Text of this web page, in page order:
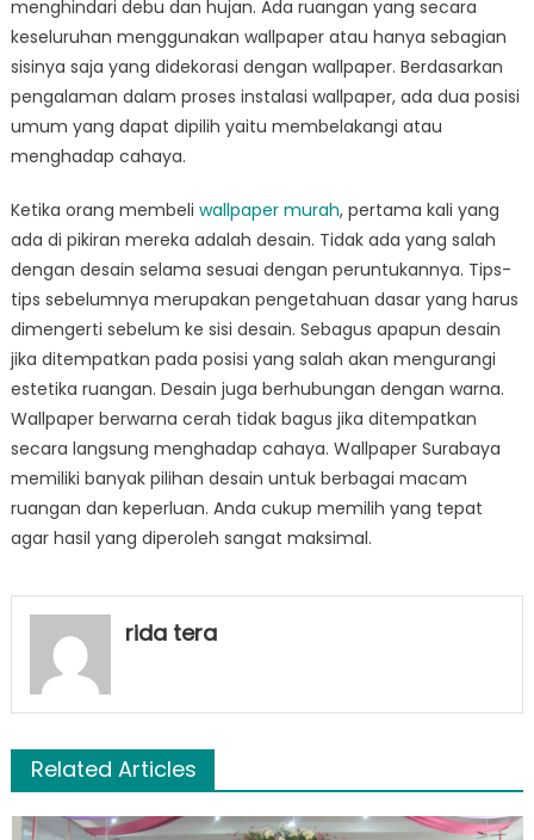
menghindari debu dan hujan. Ada ruangan yang secara
keseluruhan menggunakan wallpaper atau hanya sebagian
sisinya saja yang didekorasi dengan wallpaper. Berdasarkan
pengalaman dalam proses instalasi wallpaper, ada dua posisi
umum yang dapat dipilih yaitu membelakangi atau
menghadap cahaya.
Ketika orang membeli wallpaper murah, pertama kali yang
ada di pikiran mereka adalah desain. Tidak ada yang salah
dengan desain selama sesuai dengan peruntukannya. Tips-
tips sebelumnya merupakan pengetahuan dasar yang harus
dimengerti sebelum ke sisi desain. Sebagus apapun desain
jika ditempatkan pada posisi yang salah akan mengurangi
estetika ruangan. Desain juga berhubungan dengan warna.
Wallpaper berwarna cerah tidak bagus jika ditempatkan
secara langsung menghadap cahaya. Wallpaper Surabaya
memiliki banyak pilihan desain untuk berbagai macam
ruangan dan keperluan. Anda cukup memilih yang tepat
agar hasil yang diperoleh sangat maksimal.
rida tera
Related Articles